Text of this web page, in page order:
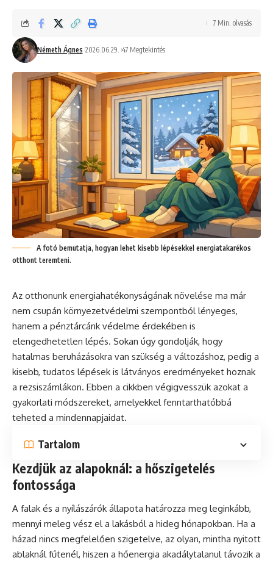
Németh Ágnes 2026.06.29. 47 Megtekintés
7 Min. olvasás
A fotó bemutatja, hogyan lehet kisebb lépésekkel energiatakarékos
otthont teremteni.
Az otthonunk energiahatékonyságának növelése ma már
nem csupán környezetvédelmi szempontból lényeges,
hanem a pénztárcánk védelme érdekében is
elengedhetetlen lépés. Sokan úgy gondolják, hogy
hatalmas beruházásokra van szükség a változáshoz, pedig a
kisebb, tudatos lépések is látványos eredményeket hoznak
a rezsiszámlákon. Ebben a cikkben végigvesszük azokat a
gyakorlati módszereket, amelyekkel fenntarthatóbbá
teheted a mindennapjaidat.
Tartalom
Kezdjük az alapoknál: a hőszigetelés
fontossága
A falak és a nyílászárók állapota határozza meg leginkább,
mennyi meleg vész el a lakásból a hideg hónapokban. Ha a
házad nincs megfelelően szigetelve, az olyan, mintha nyitott
ablaknál fűtenél, hiszen a hőenergia akadálytalanul távozik a